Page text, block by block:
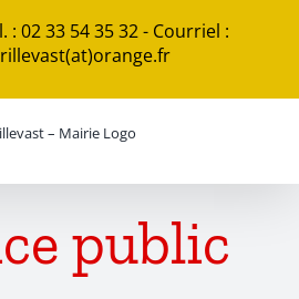
: 02 33 54 35 32 - Courriel :
public